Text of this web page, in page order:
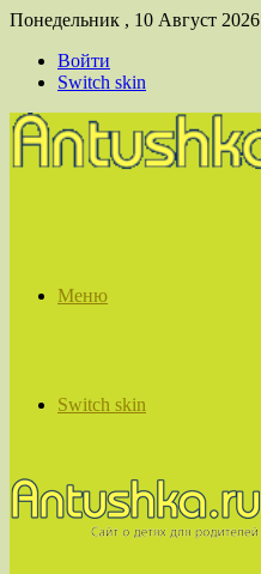
Понедельник , 10 Август 2026
Войти
Switch skin
Меню
Switch skin